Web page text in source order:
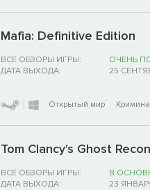
Mafia: Definitive Edition
ВСЕ ОБЗОРЫ ИГРЫ:
ОЧЕНЬ
ДАТА ВЫХОДА:
25
Открытый мир
Tom Clancy's Ghost
ВСЕ ОБЗОРЫ ИГРЫ:
В
ДАТА ВЫХОДА:
23